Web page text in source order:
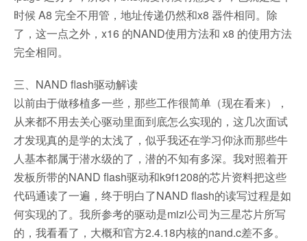
时候 A8 完全不用管，地址传递仍然和x8 器件相同。除
了，这一点之外，x16 的NAND使用方法和 x8 的使用方法
完全相同。
三、NAND flash驱动解读
以前由于做移植多一些，那些工作很简单（现在看来），
从来都不用去关心驱动里面到底怎么实现的，这几次面试
才发现真的是学的太浅了，似乎我还在学习仰泳而那些牛
人基本都属于潜水级的了，潜的不知有多深。我对照着开
发板所带的NAND flash驱动和k9f1208的芯片资料把这些
代码通读了一遍，终于明白了NAND flash的读写过程是如
何实现的了。我所参考的驱动是mizi公司为三星芯片所写
的，我看看了，大概和官方2.4.18内核的nand.c差不多。